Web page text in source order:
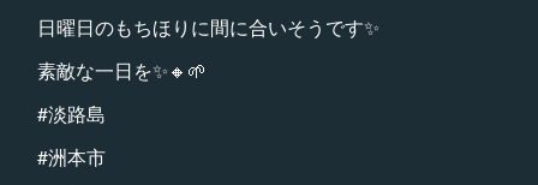
日曜日のもちほりに間に合いそうです✨
素敵な一日を✨🔸🌱
#淡路島
#洲本市